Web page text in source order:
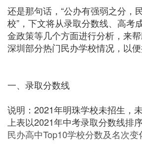
还是那句话，“公办有强弱之分，
校”，下文将从录取分数线、高考
金政策等几个方面进行分析，来
深圳部分热门民办学校情况，以便
一、录取分数线
说明：2021年明珠学校未招生，
上表以2021年中考录取分数线排
民办高中Top10学校分数及名次变